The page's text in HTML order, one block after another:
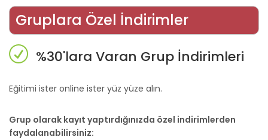
Gruplara Özel İndirimler
%30'lara Varan Grup İndirimleri
Eğitimi ister online ister yüz yüze alın.
Grup olarak kayıt yaptırdığınızda özel indirimlerden
faydalanabilirsiniz: